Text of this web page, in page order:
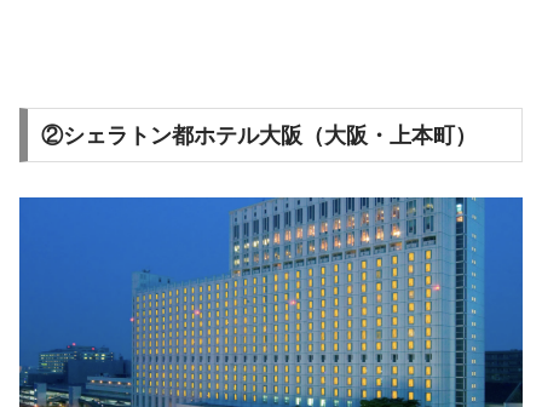
②シェラトン都ホテル大阪（大阪・上本町）